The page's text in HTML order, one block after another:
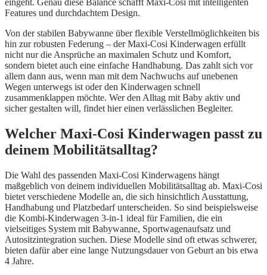
Features und durchdachtem Design.
Von der stabilen Babywanne über flexible Verstellmöglichkeiten bis
hin zur robusten Federung – der Maxi-Cosi Kinderwagen erfüllt
nicht nur die Ansprüche an maximalen Schutz und Komfort,
sondern bietet auch eine einfache Handhabung. Das zahlt sich vor
allem dann aus, wenn man mit dem Nachwuchs auf unebenen
Wegen unterwegs ist oder den Kinderwagen schnell
zusammenklappen möchte. Wer den Alltag mit Baby aktiv und
sicher gestalten will, findet hier einen verlässlichen Begleiter.
Welcher Maxi-Cosi Kinderwagen passt zu
deinem Mobilitätsalltag?
Die Wahl des passenden Maxi-Cosi Kinderwagens hängt
maßgeblich von deinem individuellen Mobilitätsalltag ab. Maxi-Cosi
bietet verschiedene Modelle an, die sich hinsichtlich Ausstattung,
Handhabung und Platzbedarf unterscheiden. So sind beispielsweise
die Kombi-Kinderwagen 3-in-1 ideal für Familien, die ein
vielseitiges System mit Babywanne, Sportwagenaufsatz und
Autositzintegration suchen. Diese Modelle sind oft etwas schwerer,
bieten dafür aber eine lange Nutzungsdauer von Geburt an bis etwa
4 Jahre.